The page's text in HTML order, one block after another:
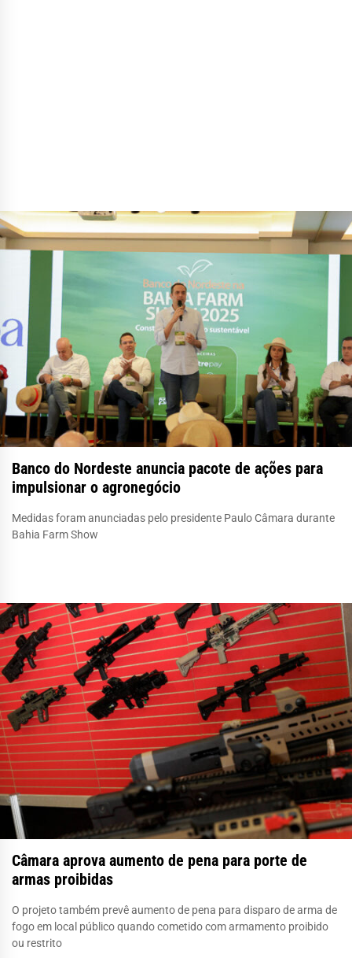
Banco do Nordeste anuncia pacote de ações para
impulsionar o agronegócio
Medidas foram anunciadas pelo presidente Paulo Câmara durante
Bahia Farm Show
Câmara aprova aumento de pena para porte de
armas proibidas
O projeto também prevê aumento de pena para disparo de arma de
fogo em local público quando cometido com armamento proibido
ou restrito